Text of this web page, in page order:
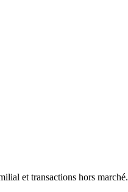
et transactions hors marché.